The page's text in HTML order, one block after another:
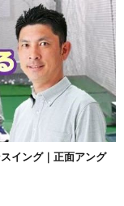
イング｜正面アング